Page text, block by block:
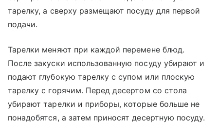
тарелку, а сверху размещают посуду для первой
подачи.
Тарелки меняют при каждой перемене блюд.
После закуски использованную посуду убирают и
подают глубокую тарелку с супом или плоскую
тарелку с горячим. Перед десертом со стола
убирают тарелки и приборы, которые больше не
понадобятся, а затем приносят десертную посуду.